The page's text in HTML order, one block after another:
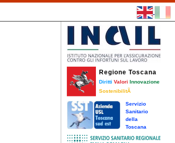
Regione Toscana
Diritti Valori Innovazione
SostenibilitÃ
Servizio
Sanitario
della
Toscana